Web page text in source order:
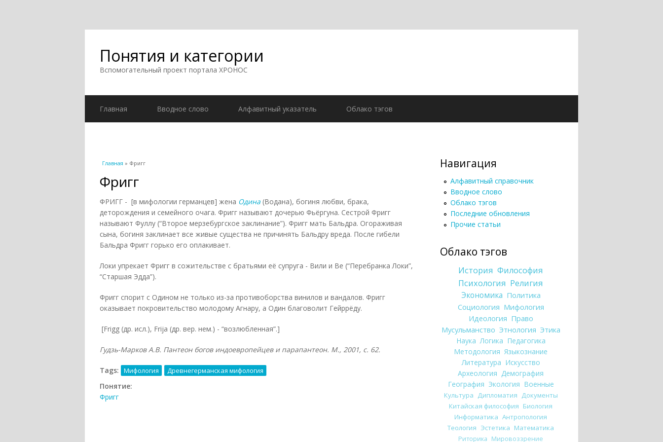
Понятия и категории
Вспомогательный проект портала ХРОНОС
Главная Вводное слово Алфавитный указатель Облако тэгов
Вы здесь
Главная » Фригг
Фригг
ФРИГГ - [в мифологии германцев] жена Одина (Водана), богиня любви, брака,
деторождения и семейного очага. Фригг называют дочерью Фьёргуна. Сестрой Фригг
называют Фуллу (“Второе мерзебургское заклинание”). Фригг мать Бальдра. Огораживая
сына, богиня заклинает все живые существа не причинять Бальдру вреда. После гибели
Бальдра Фригг горько его оплакивает.
Локи упрекает Фригг в сожительстве с братьями её супруга - Вили и Ве (“Перебранка Локи”,
“Старшая Эдда”).
Фригг спорит с Одином не только из-за противоборства винилов и вандалов. Фригг
оказывает покровительство молодому Агнару, а Один благоволит Гейррёду.
[Frigg (др. исл.), Frija (др. вер. нем.) - “возлюбленная”.]
Гудзь-Марков А.В. Пантеон богов индоевропейцев и парапантеон. М., 2001, с. 62.
Tags: Мифология Древнегерманская мифология
Понятие:
Фригг
Навигация
Алфавитный справочник
Вводное слово
Облако тэгов
Последние обновления
Прочие статьи
Облако тэгов
История Философия
Психология Религия
Экономика Политика
Социология Мифология
Идеология Право
Мусульманство Этнология Этика
Наука Логика Педагогика
Методология Языкознание
Литература Искусство
Археология Демография
География Экология Военные
Культура Дипломатия Документы
Китайская философия Биология
Информатика Антропология
Теология Эстетика Математика
Риторика Мировоззрение